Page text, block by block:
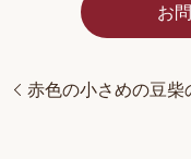
お
赤色の小さめの豆柴